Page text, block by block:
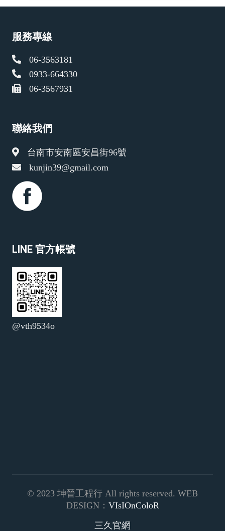
服務專線
06-3563181
0933-664330
06-3567931
聯絡我們
台南市安南區安昌街96號
kunjin39@gmail.com
LINE 官方帳號
@vth9534o
© 2023 坤晉工程行 All rights reserved. WEB
DESIGN： VIsIOnColoR
三久官網